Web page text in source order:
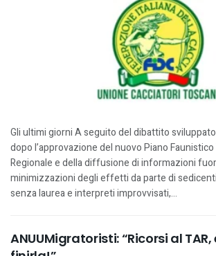
Gli ultimi giorni A seguito del dibattito
dopo l’approvazione del nuovo Piano
Regionale e della diffusione di informazioni
minimizzazioni degli effetti da parte di
senza laurea e interpreti improvvisati,...
ANUUMigratoristi: “Ricorsi al